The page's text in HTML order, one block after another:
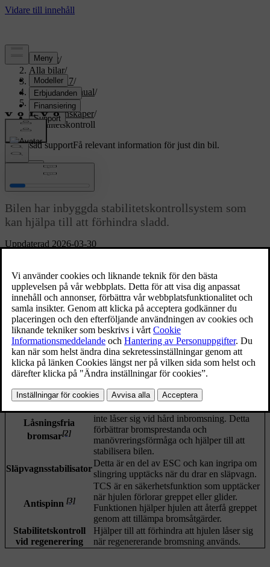
Support/
Alla bilar/
EX60 2027/
Användarmanual/
Körning/
Köregenskaper/
Stabilitetskontroll
Anpassad supportFå relevant information för just din bil.
Uppdaterad 2026-03-30
Stabilitetskontroll
Bilen har inbyggda stabilitetskontrollsystem som
kan hjälpa till att förhindra sladd.
Elektronisk stabilitetskontroll [1]
består av flera underfunktioner som
kan aktivera bilens bromsar automatiskt för att förhindra sladd när
bilen upptäcker en förlust av dragkraft eller styrkontroll. För att
åstadkomma detta bromsar ESC varje hjul individuellt. När detta
ingripande sker blinkar symbolen för ESC på förardisplayen.
Bilens stabilitetskontroll omfattar flera andra funktioner, till exempel:
Låsningsfria
bromsar[2]
inte låser sig vid hård inbromsning. Detta
förbättrar bromsprestanda och
manövreringsförmåga och hjälper till att
stabilisera bilen.
Släpvagnsstabilisator
Detta är en del av ESC och kan ingripa om
slingring upptäcks när du drar en släpvagn.
Antispinn [3]
TCS är en säkerhetsfunktion som upptäcker
när hjulen förlorar greppet eller glider.
Funktionen hjälper hjulen att återfå greppet
genom att tillämpa bromsåtgärder.
Stabilitetskontroll
vid regenerering
Hjälper till att förhindra att hjulen låser sig
när regenererande bromsning används.